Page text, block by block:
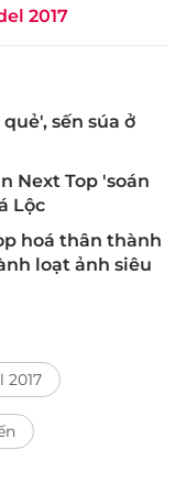
2017
sến súa ở
Next Top 'soán
Lộc
hoá thân thành
loạt ảnh siêu
2017